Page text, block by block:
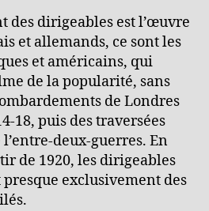
des dirigeables est l’œuvre
et allemands, ce sont les
et américains, qui
de la popularité, sans
de Londres
18, puis des traversées
deux-guerres. En
de 1920, les dirigeables
exclusivement des